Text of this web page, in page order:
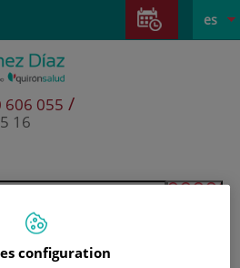
activo
es
606 055 /
16
configuration